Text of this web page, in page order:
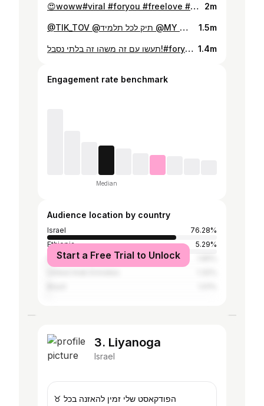
😍woww#viral #foryou #freelove #injara 2m
@TIK_TOV @תיק לכל תלמיד @MY OFER #tik_tov #תיק_טוב 1.5m
תעשו עם זה משהו זה בלתי נסבל!#foryou #viral #freelove 1.4m
Engagement rate benchmark
Median
Audience location by country
Israel
76.28%
Ethiopia
5.29%
Saudi Arabia
Start a Free Trial to Unlock
3. Liyanoga
Israel
♉️ הפודקאסט שלי זמין להאזנה בכל